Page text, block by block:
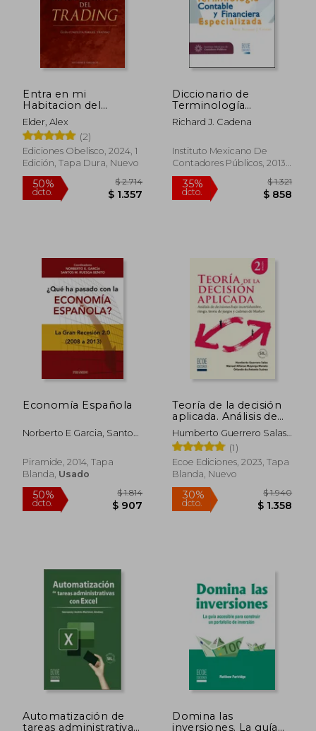
35%
dcto.
50%
dcto.
30%
Entra en mi
Habitacion del
Trading
Elder, Alex
(2)
Ediciones Obelisco, 2024, 1
Edición, Tapa Dura, Nuevo
Diccionario de
Terminología
Contable y Financiera
Especializada (Edición
Richard J. Cadena
Instituto Mexicano De
Contadores Públicos, 2013,
1 Edición, Tapa Blanda,
Nuevo
Economía Española
Norberto E Garcia, Santo
Piramide, 2014, Tapa
Blanda, Usado
Teoría de la decisión
aplicada. Análisis de
decisiones bajo
incertidumbre, riesgo,
teoría de juegos y
cadenas de Markov -
2da edición
Humberto Guerrero Salas,
Manuel Alfonso Mayorga
Morato, Orlando De
Antonio Suárez
(1)
Ecoe Ediciones, 2023, Tapa
Blanda, Nuevo
Automatización de
tareas administrativas
Domina las
inversiones. La guía